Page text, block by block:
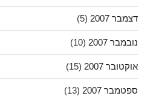
דצמבר 2007 (5)
נובמבר 2007 (10)
אוקטובר 2007 (15)
ספטמבר 2007 (13)